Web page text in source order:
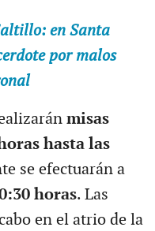
en Santa
por malos
misas
hasta las
se efectuarán a
horas. Las
en el atrio de la